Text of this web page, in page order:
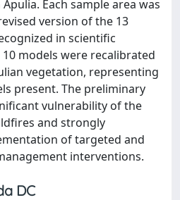
Each sample area was
version of the 13
in scientific
models were recalibrated
vegetation, representing
present. The preliminary
vulnerability of the
and strongly
of targeted and
interventions.
DC